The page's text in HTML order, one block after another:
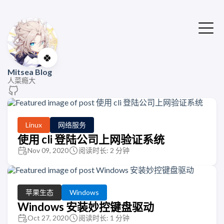
🍀
Mitsea Blog
人菜瘾大
Linux 网络服务
使用 cli 登陆公司上网验证系统
Nov 09, 2020 阅读时长: 2 分钟
苹果生态 Windows
Windows 安装妙控键盘驱动
Oct 27, 2020 阅读时长: 1 分钟